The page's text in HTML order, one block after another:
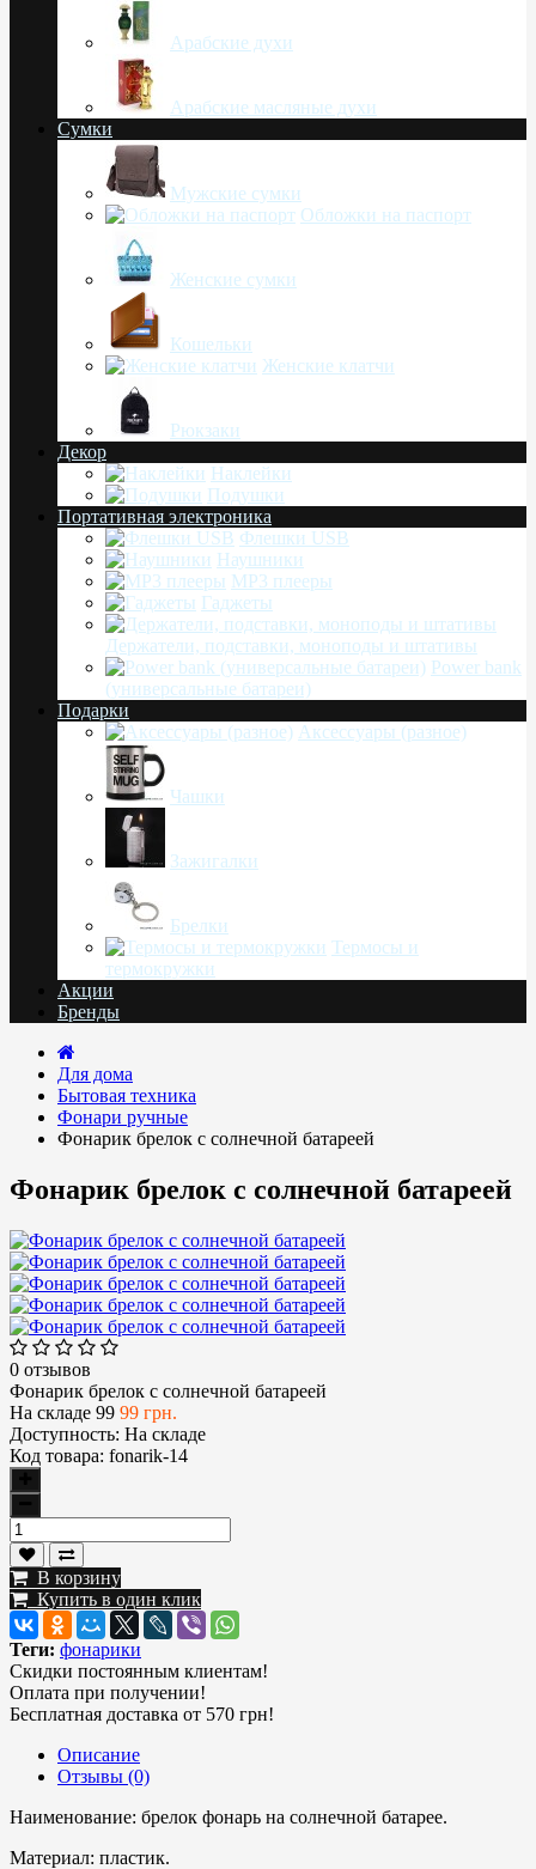
Арабские духи
Арабские масляные духи
Сумки
Мужские сумки
Обложки на паспорт
Женские сумки
Кошельки
Женские клатчи
Рюкзаки
Декор
Наклейки
Подушки
Портативная электроника
Флешки USB
Наушники
MP3 плееры
Гаджеты
Держатели, подставки, моноподы и штативы
Power bank
(универсальные батареи)
Подарки
Аксессуары (разное)
Чашки
Зажигалки
Брелки
Термосы и
термокружки
Акции
Бренды
Для дома
Бытовая техника
Фонари ручные
Фонарик брелок с солнечной батареей
Фонарик брелок с солнечной батареей
0 отзывов
Фонарик брелок с солнечной батареей
На складе 99 99 грн.
Доступность: На складе
Код товара: fonarik-14
В корзину
Купить в один клик
Теги: фонарики
Скидки постоянным клиентам!
Оплата при получении!
Бесплатная доставка от 570 грн!
Описание
Отзывы (0)
Наименование: брелок фонарь на солнечной батарее.
Материал: пластик.